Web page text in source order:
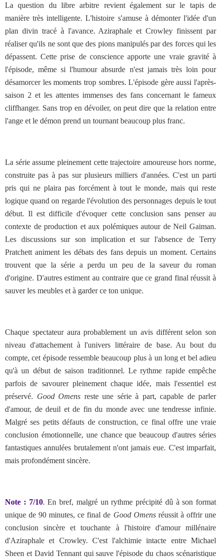
La question du libre arbitre revient également sur le tapis de
manière très intelligente. L'histoire s'amuse à démonter l'idée d'un
plan divin tracé à l'avance. Aziraphale et Crowley finissent par
réaliser qu'ils ne sont que des pions manipulés par des forces qui les
dépassent. Cette prise de conscience apporte une vraie gravité à
l'épisode, même si l'humour absurde n'est jamais très loin pour
désamorcer les moments trop sombres. L'épisode gère aussi l'après-
saison 2 et les attentes immenses des fans concernant le fameux
cliffhanger. Sans trop en dévoiler, on peut dire que la relation entre
l'ange et le démon prend un tournant beaucoup plus franc.
La série assume pleinement cette trajectoire amoureuse hors norme,
construite pas à pas sur plusieurs milliers d'années. C'est un parti
pris qui ne plaira pas forcément à tout le monde, mais qui reste
logique quand on regarde l'évolution des personnages depuis le tout
début. Il est difficile d'évoquer cette conclusion sans penser au
contexte de production et aux polémiques autour de Neil Gaiman.
Les discussions sur son implication et sur l'absence de Terry
Pratchett animent les débats des fans depuis un moment. Certains
trouvent que la série a perdu un peu de la saveur du roman
d'origine. D'autres estiment au contraire que ce grand final réussit à
sauver les meubles et à garder ce ton unique.
Chaque spectateur aura probablement un avis différent selon son
niveau d'attachement à l'univers littéraire de base. Au bout du
compte, cet épisode ressemble beaucoup plus à un long et bel adieu
qu'à un début de saison traditionnel. Le rythme rapide empêche
parfois de savourer pleinement chaque idée, mais l'essentiel est
préservé. Good Omens reste une série à part, capable de parler
d'amour, de deuil et de fin du monde avec une tendresse infinie.
Malgré ses petits défauts de construction, ce final offre une vraie
conclusion émotionnelle, une chance que beaucoup d'autres séries
fantastiques annulées brutalement n'ont jamais eue. C'est imparfait,
mais profondément sincère.
Note : 7/10. En bref, malgré un rythme précipité dû à son format
unique de 90 minutes, ce final de Good Omensréussit à offrir une
conclusion sincère et touchante à l'histoire d'amour millénaire
d'Aziraphale et Crowley. C'est l'alchimie intacte entre Michael
Sheen et David Tennant qui sauve l'épisode du chaos scénaristique